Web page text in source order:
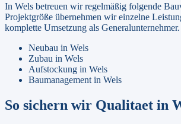
In Wels betreuen wir regelmäßig folgende
Projektgröße übernehmen wir einzelne
komplette Umsetzung als Generalunternehmer.
Neubau in Wels
Zubau in Wels
Aufstockung in Wels
Baumanagement in Wels
So sichern wir Qualitaet in